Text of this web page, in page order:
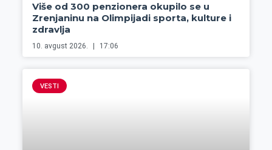
Više od 300 penzionera okupilo se u
Zrenjaninu na Olimpijadi sporta, kulture i
zdravlja
10. avgust 2026. 17:06
VESTI